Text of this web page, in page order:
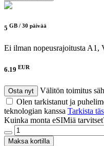
5 GB / 30 päivää
Ei ilman nopeusrajoitusta A1,
6.19 EUR
Osta nyt
Välitön toimitus
Olen tarkistanut ja
teknologian kanssa Tarkista
Kuinka monta eSIMiä
Maksa kortilla